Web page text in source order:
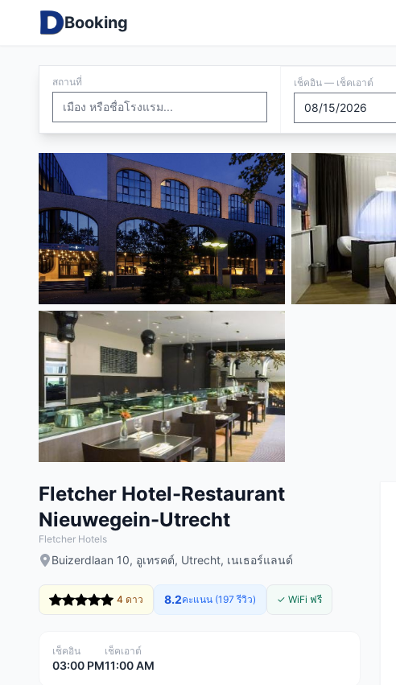
Booking
สถานที่ เช็คอิน — เช็คเอาต์
Fletcher Hotel-Restaurant
Nieuwegein-Utrecht
Fletcher Hotels
Buizerdlaan 10, อูเทรคต์, Utrecht, เนเธอร์แลนด์
4 ดาว 8.2คะแนน (197 รีวิว) ✓ WiFi ฟรี
เช็คอิน
03:00 PM
เช็คเอาต์
11:00 AM